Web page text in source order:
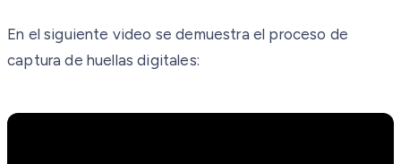
En el siguiente video se demuestra el proceso de
captura de huellas digitales: